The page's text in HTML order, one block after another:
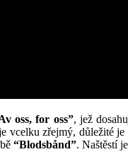
oss, for oss”, jež
zřejmý, důležité
“Blodsbånd”. Naštěstí